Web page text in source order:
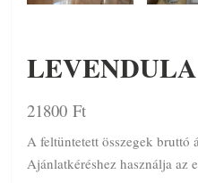
21800Ft
A feltüntetett összegek bruttó
Ajánlatkéréshez használja az